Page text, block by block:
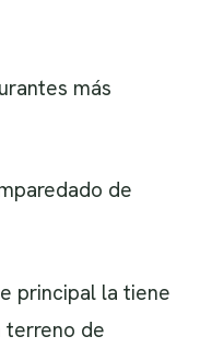
más
de
principal la tiene
terreno de